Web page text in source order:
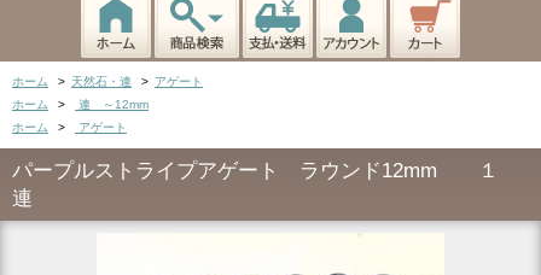
ホーム > 天然石・連 > アゲート
ホーム
>
連 ～12mm
ホーム
> アゲート
パープルストライプアゲート ラウンド12mm １
連